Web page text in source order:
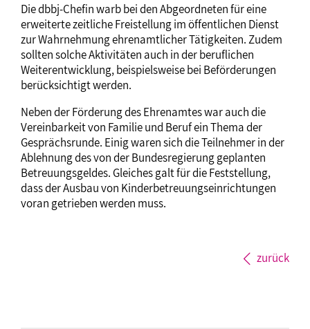
Die dbbj-Chefin warb bei den Abgeordneten für eine
erweiterte zeitliche Freistellung im öffentlichen Dienst
zur Wahrnehmung ehrenamtlicher Tätigkeiten. Zudem
sollten solche Aktivitäten auch in der beruflichen
Weiterentwicklung, beispielsweise bei Beförderungen
berücksichtigt werden.
Neben der Förderung des Ehrenamtes war auch die
Vereinbarkeit von Familie und Beruf ein Thema der
Gesprächsrunde. Einig waren sich die Teilnehmer in der
Ablehnung des von der Bundesregierung geplanten
Betreuungsgeldes. Gleiches galt für die Feststellung,
dass der Ausbau von Kinderbetreuungseinrichtungen
voran getrieben werden muss.
zurück